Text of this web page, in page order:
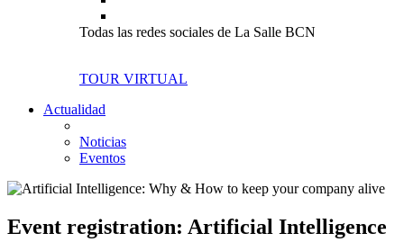
Todas las redes sociales de La Salle BCN
TOUR VIRTUAL
Actualidad
Noticias
Eventos
Event registration: Artificial Intelligence